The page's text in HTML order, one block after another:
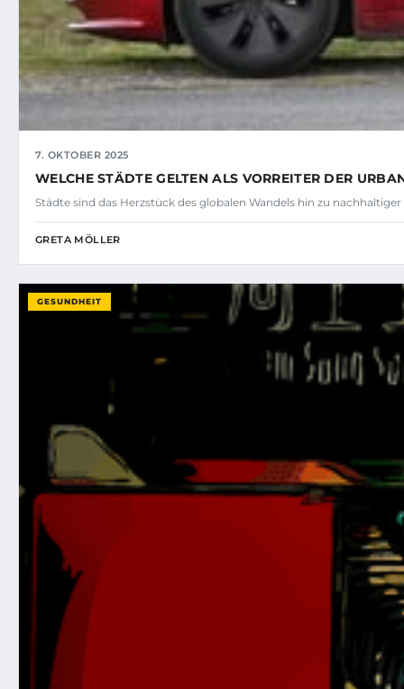
7. OKTOBER 2025
WELCHE STÄDTE GELTEN ALS VORREITER DER
Städte sind das Herzstück des globalen Wandels hin zu
GRETA MÖLLER
GESUNDHEIT